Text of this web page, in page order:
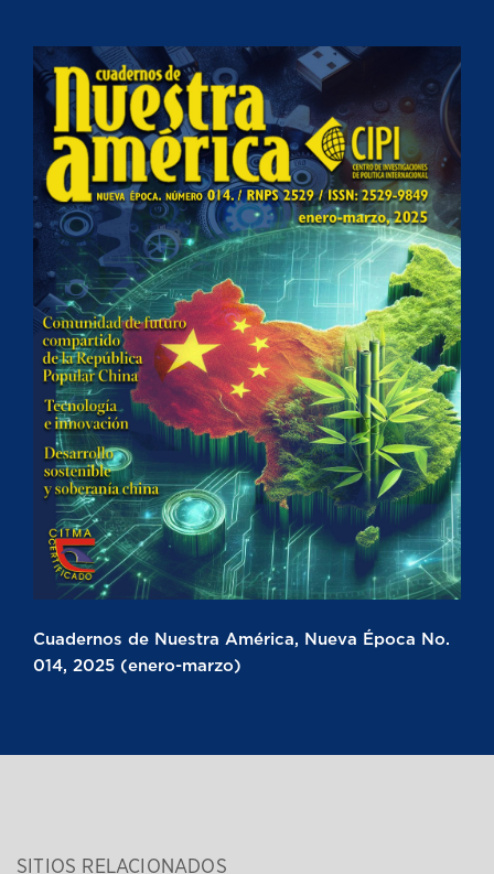
Cuadernos de Nuestra América, Nueva Época No.
014, 2025 (enero-marzo)
SITIOS RELACIONADOS